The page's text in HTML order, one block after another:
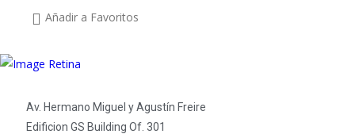
Añadir a Favoritos
Av. Hermano Miguel y Agustín Freire
Edificion GS Building Of. 301